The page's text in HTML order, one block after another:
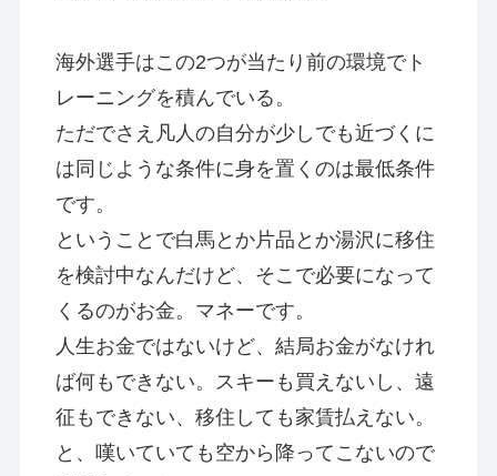
海外選手はこの2つが当たり前の環境でト
レーニングを積んでいる。
ただでさえ凡人の自分が少しでも近づくに
は同じような条件に身を置くのは最低条件
です。
ということで白馬とか片品とか湯沢に移住
を検討中なんだけど、そこで必要になって
くるのがお金。マネーです。
人生お金ではないけど、結局お金がなけれ
ば何もできない。スキーも買えないし、遠
征もできない、移住しても家賃払えない。
と、嘆いていても空から降ってこないので